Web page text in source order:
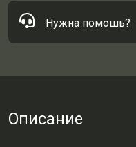
Нужна помошь?
Описание